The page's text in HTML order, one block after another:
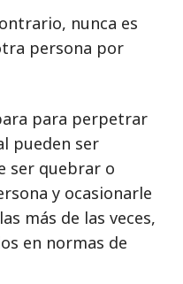
nunca es
persona por
para perpetrar
pueden ser
ser quebrar o
y ocasionarle
más de las veces,
en normas de